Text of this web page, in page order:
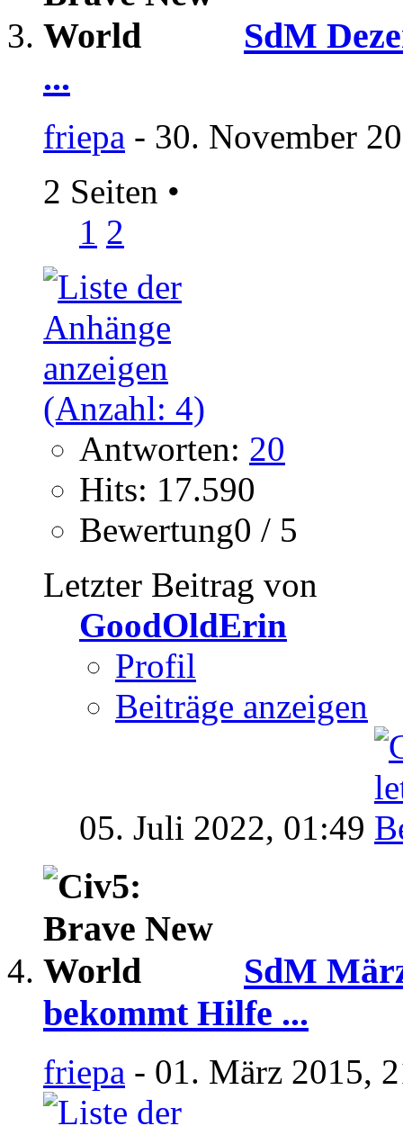
SdM
...
friepa - 30. November
2 Seiten •
1 2
Antworten: 20
Hits: 17.590
Bewertung0 / 5
Letzter Beitrag von
GoodOldErin
Profil
Beiträge anzeigen
05. Juli 2022, 01:49
SdM
bekommt Hilfe ...
friepa - 01. März 2015,